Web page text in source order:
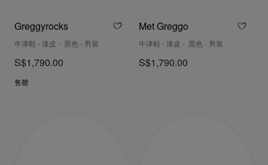
Greggyrocks
牛津鞋 - 漆皮 - 黑色 - 男装
S$1,790.00
售罄
Met Greggo
牛津鞋 - 漆皮 - 黑色 - 男装
S$1,790.00